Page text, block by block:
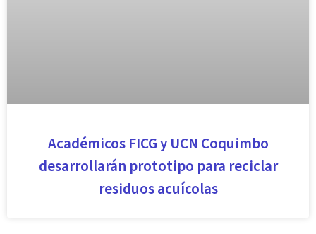
Académicos FICG y UCN Coquimbo
desarrollarán prototipo para reciclar
residuos acuícolas